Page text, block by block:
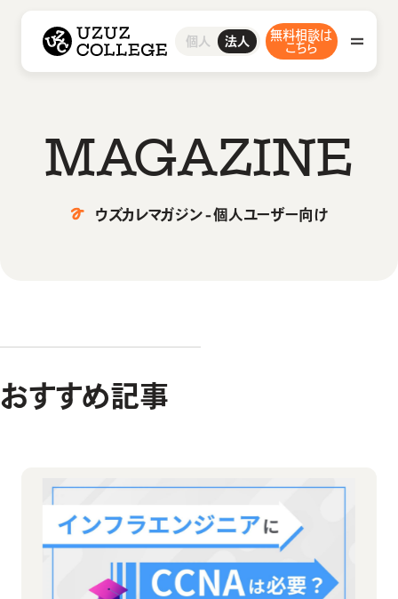
ウズウズカレッジ UZUZ COLLEGE
個人 法人
無料相談は
こちら
研修サービス
グループ研修サービス
開発エンジニア研修
1on1研修サービス
採用支援サービス 人材紹介サービス
事例・ブログ
導入事例インタビュー
ウズカレについて
会社概要
私たちの想い・強み
お問い合わせ
お問い合わせ
グループ研修サービス
助成金診断フォーム
ウズカレマガジン
会社概要
お問い合わせ
よくあるご質問
MAGAZIN E
ウズカレマガジン - 個人ユーザー向け
おすすめ記事